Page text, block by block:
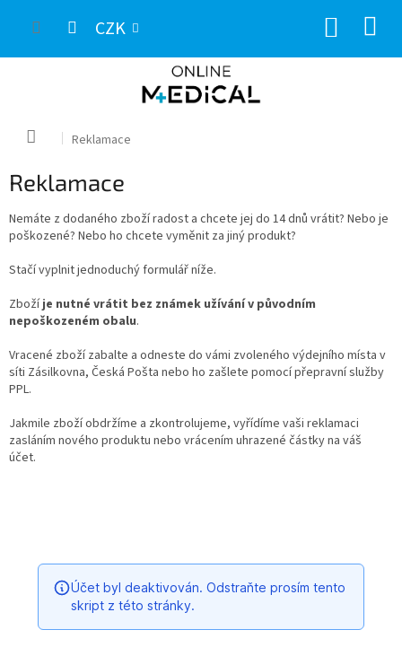
CZK
Domů Reklamace
Reklamace
Nemáte z dodaného zboží radost a chcete jej do 14 dnů vrátit? Nebo je
poškozené? Nebo ho chcete vyměnit za jiný produkt?
Stačí vyplnit jednoduchý formulář níže.
Zboží je nutné vrátit bez známek užívání v původním
nepoškozeném obalu.
Vracené zboží zabalte a odneste do vámi zvoleného výdejního místa v
síti Zásilkovna, Česká Pošta nebo ho zašlete pomocí přepravní služby
PPL.
Jakmile zboží obdržíme a zkontrolujeme, vyřídíme vaši reklamaci
zasláním nového produktu nebo vrácením uhrazené částky na váš
účet.